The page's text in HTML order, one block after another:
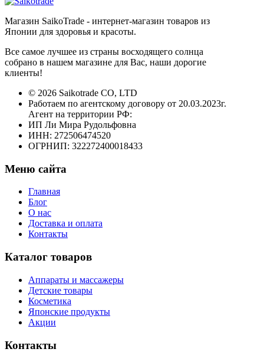
Магазин SaikoTrade - интернет-магазин товаров из
Японии для здоровья и красоты.
Все самое лучшее из страны восходящего солнца
собрано в нашем магазине для Вас, наши дорогие
клиенты!
© 2026 Saikotrade CO, LTD
Работаем по агентскому договору от 20.03.2023г.
Агент на территории РФ:
ИП Ли Мира Рудольфовна
ИНН: 272506474520
ОГРНИП: 322272400018433
Меню сайта
Главная
Блог
О нас
Доставка и оплата
Контакты
Каталог товаров
Аппараты и массажеры
Детские товары
Косметика
Японские продукты
Акции
Контакты